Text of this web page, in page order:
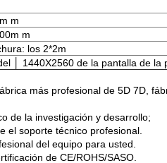
m
m
los 2*2m
│ 1440X2560 de la pantalla de la
más profesional de 5D 7D,
de la investigación y desarrollo;
el soporte técnico profesional.
del equipo para usted.
de CE/ROHS/SASO.